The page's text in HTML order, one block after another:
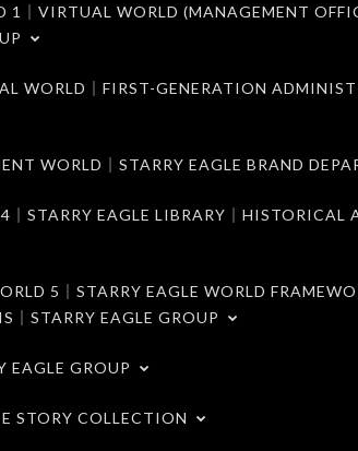
1｜VIRTUAL WORLD (MANAGEMENT
WORLD｜FIRST-GENERATION
WORLD｜STARRY EAGLE BRAND
｜STARRY EAGLE LIBRARY｜HISTORICAL
5｜STARRY EAGLE WORLD
STARRY EAGLE GROUP
EAGLE GROUP
STORY COLLECTION